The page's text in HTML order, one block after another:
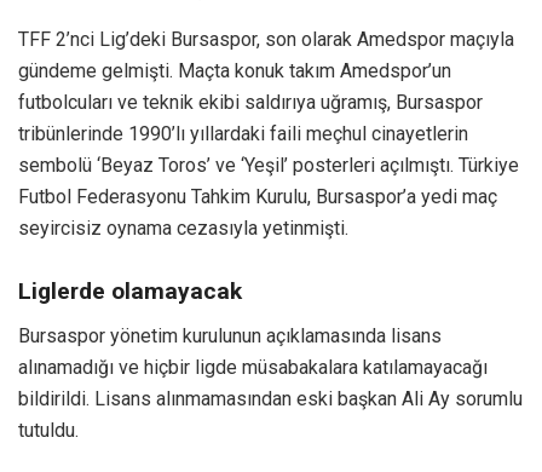
TFF 2’nci Lig’deki Bursaspor, son olarak Amedspor maçıyla
gündeme gelmişti. Maçta konuk takım Amedspor’un
futbolcuları ve teknik ekibi saldırıya uğramış, Bursaspor
tribünlerinde 1990’lı yıllardaki faili meçhul cinayetlerin
sembolü ‘Beyaz Toros’ ve ‘Yeşil’ posterleri açılmıştı. Türkiye
Futbol Federasyonu Tahkim Kurulu, Bursaspor’a yedi maç
seyircisiz oynama cezasıyla yetinmişti.
Liglerde olamayacak
Bursaspor yönetim kurulunun açıklamasında lisans
alınamadığı ve hiçbir ligde müsabakalara katılamayacağı
bildirildi. Lisans alınmamasından eski başkan Ali Ay sorumlu
tutuldu.